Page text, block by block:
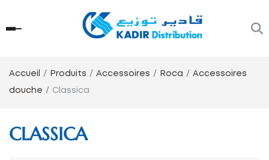
Accueil Produits Accessoires Roca Accessoires
douche Classica
CLASSICA